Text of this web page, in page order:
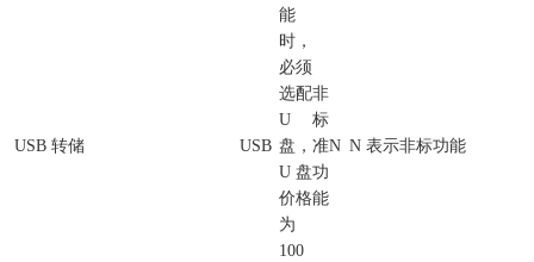
USB 转储 USB
能
时，
必须
选配
U
盘，
U 盘
价格
为
100
非
标
准
功
能
N N 表示非标功能